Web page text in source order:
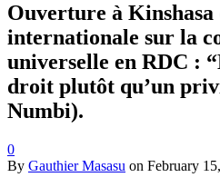
Ouverture à Kinshasa
internationale sur la
universelle en RDC :
droit plutôt qu’un
Numbi).
0
By Gauthier Masasu on February